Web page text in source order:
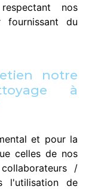
nos
du
notre
à
et pour la
celles de nos
/
l'utilisation de